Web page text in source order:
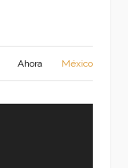
Ahora México